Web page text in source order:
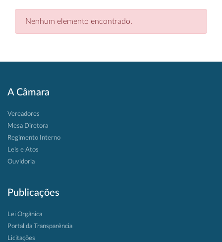
Nenhum elemento encontrado.
A Câmara
Vereadores
Mesa Diretora
Regimento Interno
Leis e Atos
Ouvidoria
Publicações
Lei Orgânica
Portal da Transparência
Licitações